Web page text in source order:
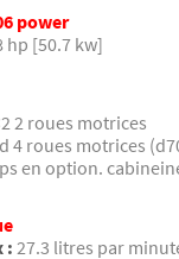
power
hp [50.7 kw]
2 roues motrices
4 roues motrices
en option.
: 27.3 litres par